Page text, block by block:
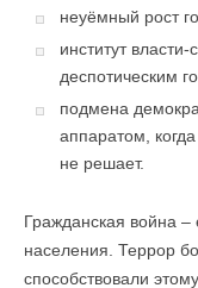
неуёмный рост
институт
деспотическим
подмена
аппаратом,
не решает.
Гражданская война –
населения. Террор
способствовали